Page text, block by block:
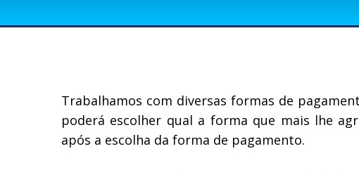
Trabalhamos com diversas formas de
poderá escolher qual a forma que mais lhe
após a escolha da forma de pagamento.